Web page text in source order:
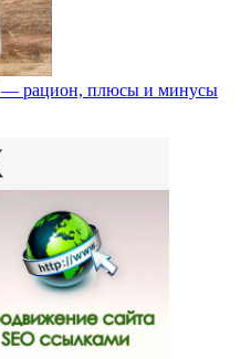
— рацион, плюсы и минусы